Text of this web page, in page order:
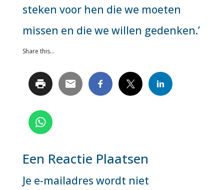
steken voor hen die we moeten
missen en die we willen gedenken.’
Share this...
Een Reactie Plaatsen
Je e-mailadres wordt niet